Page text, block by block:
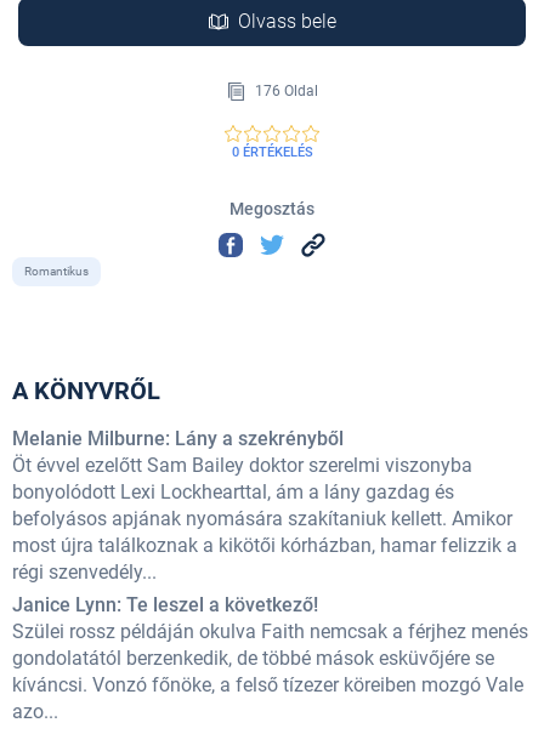
Olvass bele
176 Oldal
0 ÉRTÉKELÉS
Megosztás
Romantikus
A KÖNYVRŐL
Melanie Milburne: Lány a szekrényből
Öt évvel ezelőtt Sam Bailey doktor szerelmi viszonyba
bonyolódott Lexi Lockhearttal, ám a lány gazdag és
befolyásos apjának nyomására szakítaniuk kellett. Amikor
most újra találkoznak a kikötői kórházban, hamar felizzik a
régi szenvedély...
Janice Lynn: Te leszel a következő!
Szülei rossz példáján okulva Faith nemcsak a férjhez menés
gondolatától berzenkedik, de többé mások esküvőjére se
kíváncsi. Vonzó főnöke, a felső tízezer köreiben mozgó Vale
azo...